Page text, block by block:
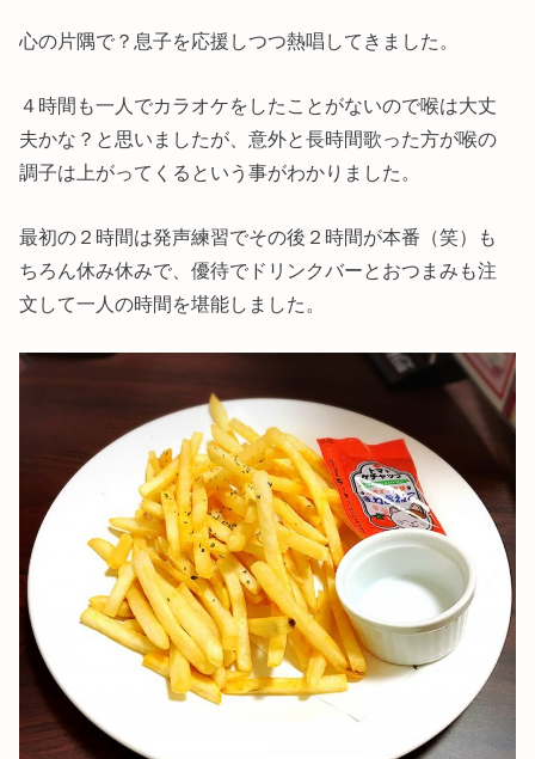
心の片隅で？息子を応援しつつ熱唱してきました。
４時間も一人でカラオケをしたことがないので喉は大丈
夫かな？と思いましたが、意外と長時間歌った方が喉の
調子は上がってくるという事がわかりました。
最初の２時間は発声練習でその後２時間が本番（笑）も
ちろん休み休みで、優待でドリンクバーとおつまみも注
文して一人の時間を堪能しました。